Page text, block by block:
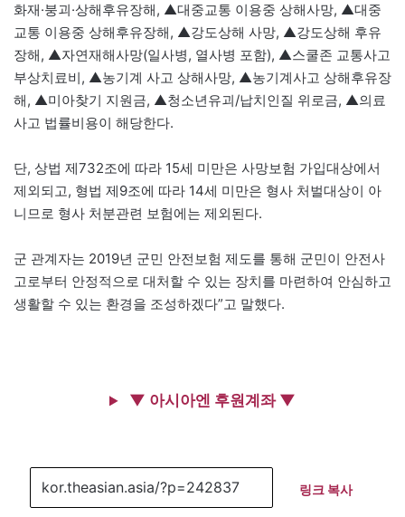
화재·붕괴·상해후유장해, ▲대중교통 이용중 상해사망, ▲대중
교통 이용중 상해후유장해, ▲강도상해 사망, ▲강도상해 후유
장해, ▲자연재해사망(일사병, 열사병 포함), ▲스쿨존 교통사고
부상치료비, ▲농기계 사고 상해사망, ▲농기계사고 상해후유장
해, ▲미아찾기 지원금, ▲청소년유괴/납치인질 위로금, ▲의료
사고 법률비용이 해당한다.
단, 상법 제732조에 따라 15세 미만은 사망보험 가입대상에서
제외되고, 형법 제9조에 따라 14세 미만은 형사 처벌대상이 아
니므로 형사 처분관련 보험에는 제외된다.
군 관계자는 2019년 군민 안전보험 제도를 통해 군민이 안전사
고로부터 안정적으로 대처할 수 있는 장치를 마련하여 안심하고
생활할 수 있는 환경을 조성하겠다”고 말했다.
▼ 아시아엔 후원계좌 ▼
링크 복사